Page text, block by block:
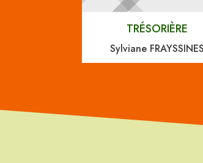
TRÉSORIÈRE
Sylviane FRAYSSINES